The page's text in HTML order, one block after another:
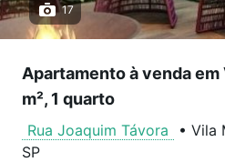
17
Apartamento à venda
m², 1 quarto
Rua Joaquim Távora • Vila
SP